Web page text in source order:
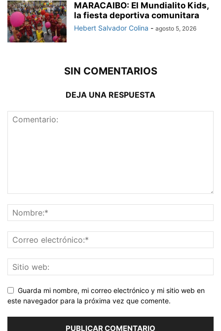
MARACAIBO: El Mundialito Kids,
la fiesta deportiva comunitara
Hebert Salvador Colina - agosto 5, 2026
SIN COMENTARIOS
DEJA UNA RESPUESTA
Guarda mi nombre, mi correo electrónico y mi sitio web en
este navegador para la próxima vez que comente.